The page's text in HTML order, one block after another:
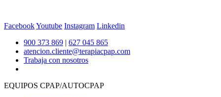
FacebookYoutube Instagram Linkedin
900 373 869 | 627 045 865
atencion.cliente@terapiacpap.com
Trabaja con nosotros
EQUIPOS CPAP/AUTOCPAP